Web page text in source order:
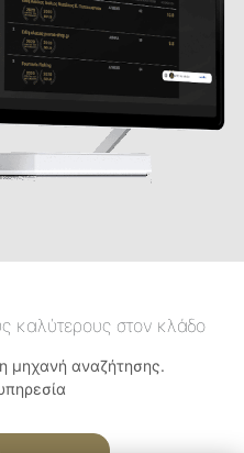
καλύτερους στον κλάδο
μηχανή αναζήτησης.